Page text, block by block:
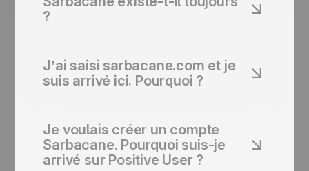
?
fonctionner exactement comme avant pour les
clients actuels.
J’ai saisi sarbacane.com et je
suis arrivé ici. Pourquoi ?
user.com, le site de Positive User.
Cette redirection concerne uniquement le site
web.
Votre accès à l’application Sarbacane reste
Je voulais créer un compte
Sarbacane. Pourquoi suis-je
arrivé sur Positive User ?